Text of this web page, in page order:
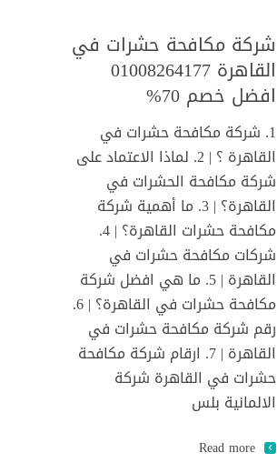
شركة مكافحة حشرات في
القاهرة 01008264177
افضل خصم 70%
1. شركة مكافحة حشرات في
القاهرة ؟ | 2. لماذا الاعتماد على
شركة مكافحة الحشرات في
القاهرة؟ | 3. ما أهمية شركة
مكافحة حشرات القاهرة؟ | 4.
شركات مكافحة حشرات في
القاهرة | 5. ما هي افضل شركة
مكافحة حشرات في القاهرة؟ | 6.
رقم شركة مكافحة حشرات في
القاهرة | 7. ارقام شركة مكافحة
حشرات في القاهرة شركة
الالمانية بلس
Read more